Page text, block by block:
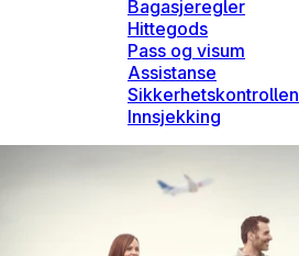
Bagasjeregler
Hittegods
Pass og visum
Assistanse
Sikkerhetskontrollen
Innsjekking